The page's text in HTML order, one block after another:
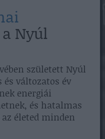
a Nyúl
született Nyúl
változatos év
energiái
és hatalmas
életed minden